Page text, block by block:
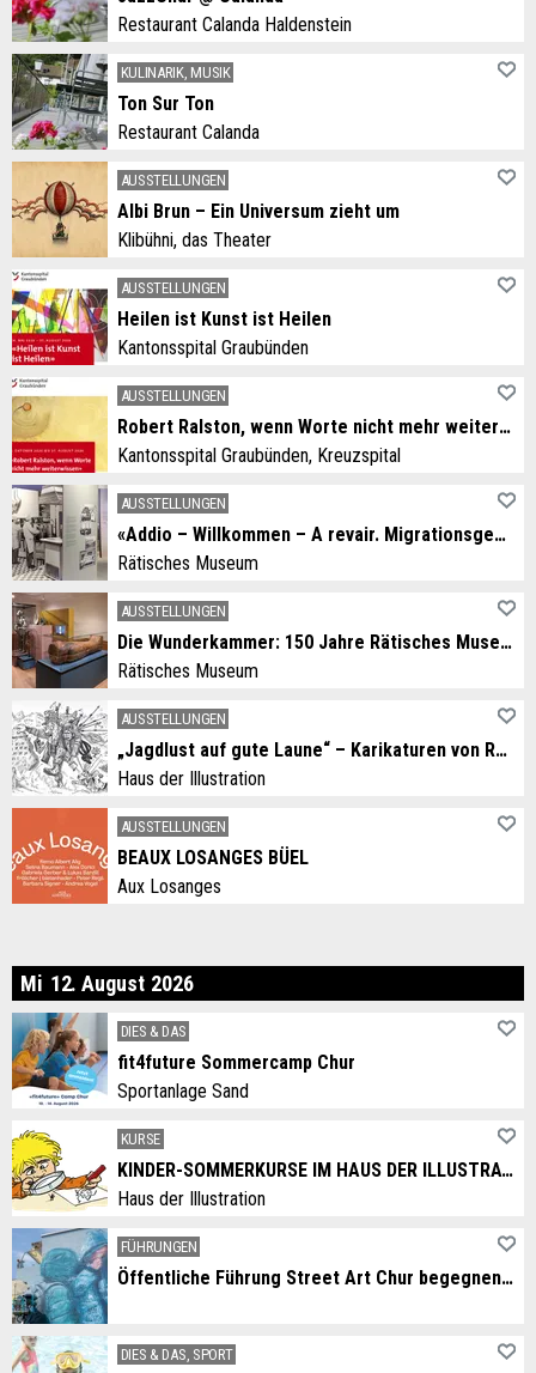
Restaurant Calanda Haldenstein
KULINARIK, MUSIK
Ton Sur Ton
Restaurant Calanda
AUSSTELLUNGEN
Albi Brun – Ein Universum zieht um
Klibühni, das Theater
AUSSTELLUNGEN
Heilen ist Kunst ist Heilen
Kantonsspital Graubünden
AUSSTELLUNGEN
Robert Ralston, wenn Worte nicht mehr weiterwissen
Kantonsspital Graubünden, Kreuzspital
AUSSTELLUNGEN
«Addio – Willkommen – A revair. Migrationsgeschichten aus dem Grandhotel Alpen»
Rätisches Museum
AUSSTELLUNGEN
Die Wunderkammer: 150 Jahre Rätisches Museum
Rätisches Museum
AUSSTELLUNGEN
„Jagdlust auf gute Laune“ – Karikaturen von Rolf Giger
Haus der Illustration
AUSSTELLUNGEN
BEAUX LOSANGES BÜEL
Aux Losanges
Mi ttwoch
12. August 2026
DIES & DAS
fit4future Sommercamp Chur
Sportanlage Sand
KURSE
KINDER-SOMMERKURSE IM HAUS DER ILLUSTRATION
Haus der Illustration
FÜHRUNGEN
Öffentliche Führung Street Art Chur begegnen – die WAND Festival Tour
DIES & DAS, SPORT